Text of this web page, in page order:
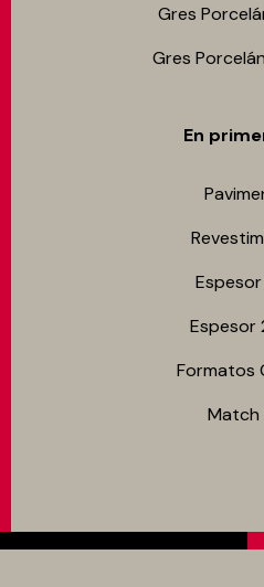
Gres
Gres
En
Espesor
Formatos
Match